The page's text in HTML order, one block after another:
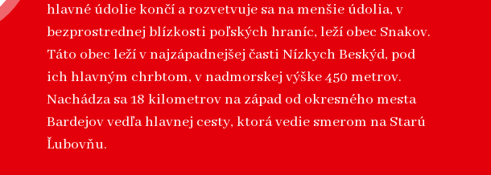
hlavné údolie končí a rozvetvuje sa na menšie údolia, v
bezprostrednej blízkosti poľských hraníc, leží obec Snakov.
Táto obec leží v najzápadnejšej časti Nízkych Beskýd, pod
ich hlavným chrbtom, v nadmorskej výške 450 metrov.
Nachádza sa 18 kilometrov na západ od okresného mesta
Bardejov vedľa hlavnej cesty, ktorá vedie smerom na Starú
Ľubovňu.